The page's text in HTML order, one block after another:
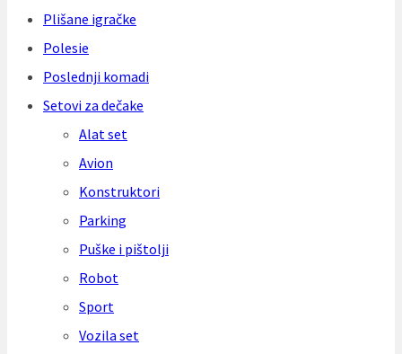
Plišane igračke
Polesie
Poslednji komadi
Setovi za dečake
Alat set
Avion
Konstruktori
Parking
Puške i pištolji
Robot
Sport
Vozila set